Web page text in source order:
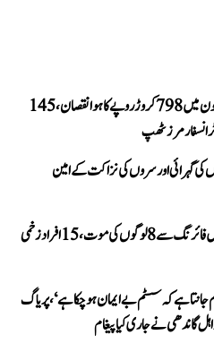
ہماچل پردیش: مانسون میں 798 کروڑ روپے کا ہوا نقصان، 145
گہرائی اور سروں کی نزاکت کے امین
کی موت، 15 افراد زخمی
جانتا ہے کہ سسٹم بے ایمان ہو چکا ہے‘، پریاگ
گاندھی نے جاری کیا پیغام